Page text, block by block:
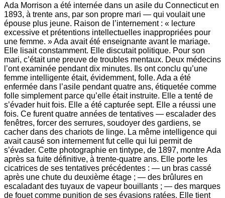
Ada Morrison a été internée dans un asile du Connecticut en
1893, à trente ans, par son propre mari — qui voulait une
épouse plus jeune. Raison de l’internement : « lecture
excessive et prétentions intellectuelles inappropriées pour
une femme. » Ada avait été enseignante avant le mariage.
Elle lisait constamment. Elle discutait politique. Pour son
mari, c’était une preuve de troubles mentaux. Deux médecins
l’ont examinée pendant dix minutes. Ils ont conclu qu’une
femme intelligente était, évidemment, folle. Ada a été
enfermée dans l’asile pendant quatre ans, étiquetée comme
folle simplement parce qu’elle était instruite. Elle a tenté de
s’évader huit fois. Elle a été capturée sept. Elle a réussi une
fois. Ce furent quatre années de tentatives — escalader des
fenêtres, forcer des serrures, soudoyer des gardiens, se
cacher dans des chariots de linge. La même intelligence qui
avait causé son internement fut celle qui lui permit de
s’évader. Cette photographie en tintype, de 1897, montre Ada
après sa fuite définitive, à trente-quatre ans. Elle porte les
cicatrices de ses tentatives précédentes : — un bras cassé
après une chute du deuxième étage ; — des brûlures en
escaladant des tuyaux de vapeur bouillants ; — des marques
de fouet comme punition de ses évasions ratées. Elle tient